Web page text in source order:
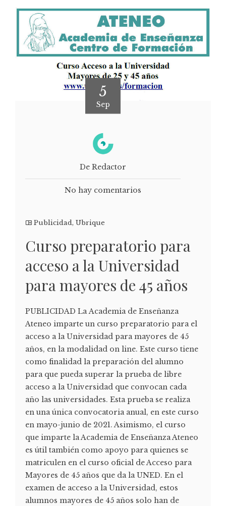
5
Sep
De Redactor
No hay comentarios
Publicidad, Ubrique
Curso preparatorio para
acceso a la Universidad
para mayores de 45 años
PUBLICIDAD La Academia de Enseñanza
Ateneo imparte un curso preparatorio para el
acceso a la Universidad para mayores de 45
años, en la modalidad on line. Este curso tiene
como finalidad la preparación del alumno
para que pueda superar la prueba de libre
acceso a la Universidad que convocan cada
año las universidades. Esta prueba se realiza
en una única convocatoria anual, en este curso
en mayo-junio de 2021. Asimismo, el curso
que imparte la Academia de Enseñanza Ateneo
es útil también como apoyo para quienes se
matriculen en el curso oficial de Acceso para
Mayores de 45 años que da la UNED. En el
examen de acceso a la Universidad, estos
alumnos mayores de 45 años solo han de